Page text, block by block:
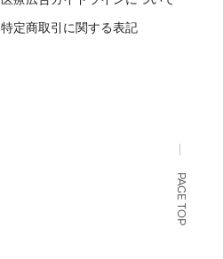
特定商取引に関する表記
PAGE TOP